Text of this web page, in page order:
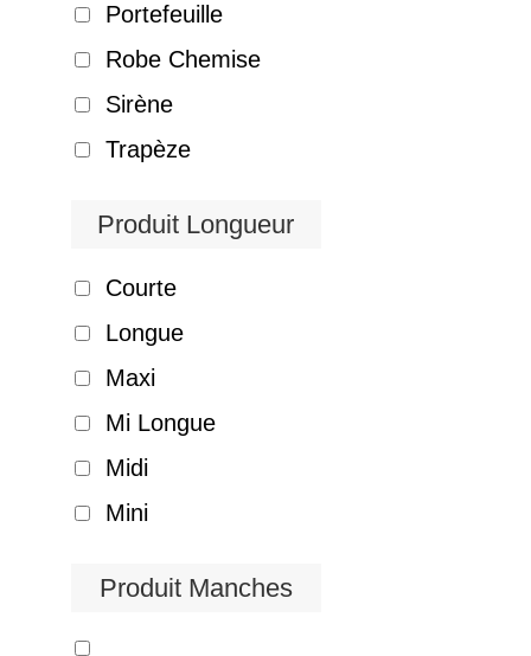
Portefeuille
Robe Chemise
Sirène
Trapèze
Produit Longueur
Courte
Longue
Maxi
Mi Longue
Midi
Mini
Produit Manches